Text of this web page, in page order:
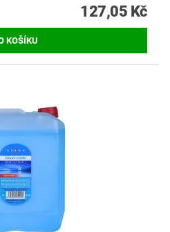
127,05 Kč